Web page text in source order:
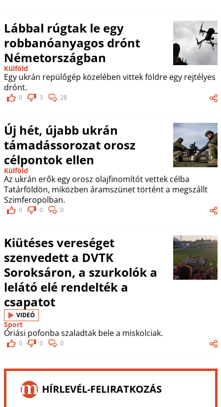
Lábbal rúgtak le egy
robbanóanyagos drónt
Németországban
Külföld
Egy ukrán repülőgép közelében vittek földre egy rejtélyes
drónt.
0 3 28
Új hét, újabb ukrán
támadássorozat orosz
célpontok ellen
Külföld
Az ukrán erők egy orosz olajfinomítót vettek célba
Tatárföldön, miközben áramszünet történt a megszállt
Szimferopolban.
0 0 0
Kiütéses vereséget
szenvedett a DVTK
Soroksáron, a szurkolók a
lelátó elé rendelték a
csapatot
VIDEÓ
Sport
Óriási pofonba szaladtak bele a miskolciak.
0 0 0
HÍRLEVÉL-FELIRATKOZÁS